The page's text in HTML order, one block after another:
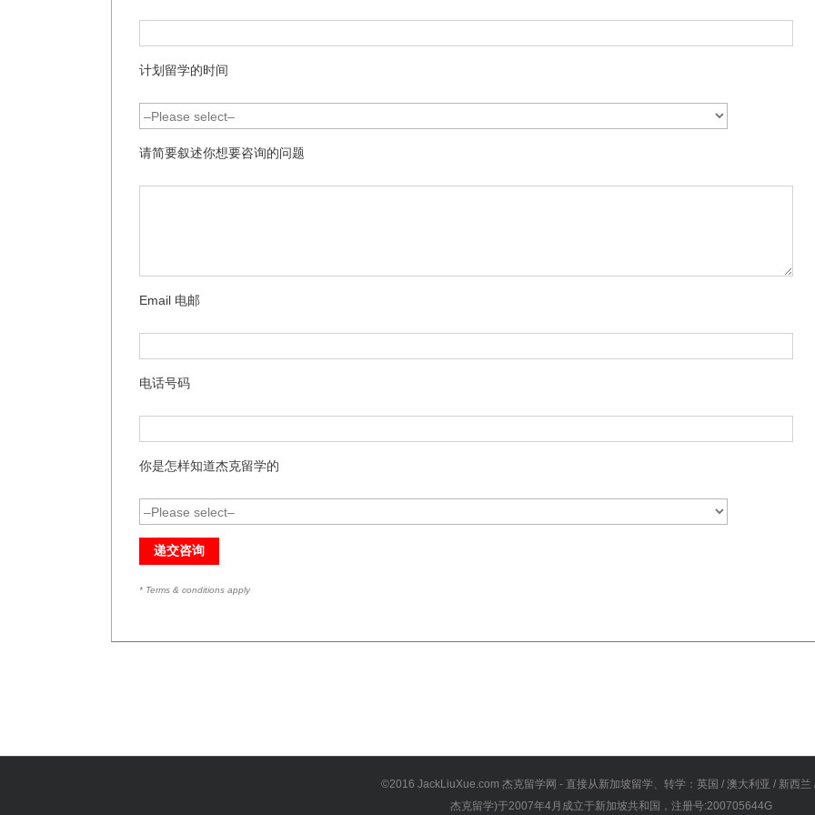
计划留学的时间
请简要叙述你想要咨询的问题
Email 电邮
电话号码
你是怎样知道杰克留学的
* Terms & conditions apply
©2016 JackLiuXue.com 杰克留学网 - 直接从新加坡留学、转学：英国 / 澳大利亚 / 新西兰
杰克留学)于2007年4月成立于新加坡共和国，注册号:200705644G